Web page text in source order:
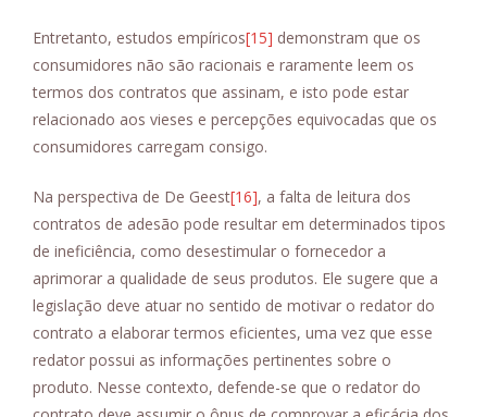
Entretanto, estudos empíricos[15] demonstram que os
consumidores não são racionais e raramente leem os
termos dos contratos que assinam, e isto pode estar
relacionado aos vieses e percepções equivocadas que os
consumidores carregam consigo.
Na perspectiva de De Geest[16], a falta de leitura dos
contratos de adesão pode resultar em determinados tipos
de ineficiência, como desestimular o fornecedor a
aprimorar a qualidade de seus produtos. Ele sugere que a
legislação deve atuar no sentido de motivar o redator do
contrato a elaborar termos eficientes, uma vez que esse
redator possui as informações pertinentes sobre o
produto. Nesse contexto, defende-se que o redator do